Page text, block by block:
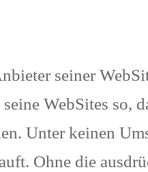
seiner
WebSites so,
Unter keinen
Ohne die